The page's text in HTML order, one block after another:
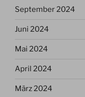
September 2024
Juni 2024
Mai 2024
April 2024
März 2024